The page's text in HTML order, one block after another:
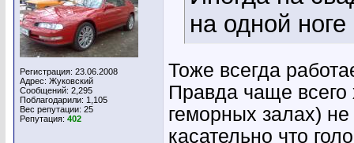
Регистрация: 23.06.2008
Адрес: Жуковский
Сообщений: 2,295
Поблагодарили: 1,105
Вес репутации: 25
Репутация: 402
на одной
Тоже всегда
Правда чаще всего
геморных залах)
касательно что